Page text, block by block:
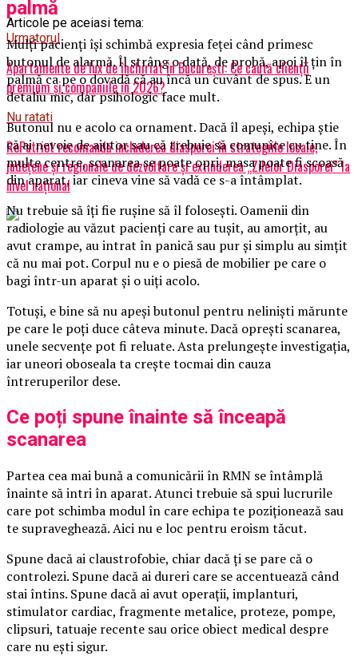
Articole pe aceiasi tema:
Urmatorul
Apartamente de lux de închiriat în București: Ce caută clienții
premium și companiile în 2026?
Nu ratati
RePatriot recomandă includerea diasporei în strategiile locale,
județene și regionale de dezvoltare și extinderea „Zilelor Diasporei” la
nivel național
palmă
Mulți pacienți își schimbă expresia feței când primesc
butonul de alarmă. Îl strâng o dată, de probă, apoi îl țin în
palmă ca pe o dovadă că au încă un cuvânt de spus. E un
detaliu mic, dar psihologic face mult.
Butonul nu e acolo ca ornament. Dacă îl apeși, echipa știe
că ai nevoie de ajutor sau că trebuie să comunice cu tine. În
multe centre, scanarea se poate opri, masa poate fi scoasă
din aparat, iar cineva vine să vadă ce s-a întâmplat.
Nu trebuie să îți fie rușine să îl folosești. Oamenii din
radiologie au văzut pacienți care au tușit, au amorțit, au
avut crampe, au intrat în panică sau pur și simplu au simțit
că nu mai pot. Corpul nu e o piesă de mobilier pe care o
bagi într-un aparat și o uiți acolo.
Totuși, e bine să nu apeși butonul pentru neliniști mărunte
pe care le poți duce câteva minute. Dacă oprești scanarea,
unele secvențe pot fi reluate. Asta prelungește investigația,
iar uneori oboseala ta crește tocmai din cauza
întreruperilor dese.
Ce poți spune înainte să înceapă
scanarea
Partea cea mai bună a comunicării în RMN se întâmplă
înainte să intri în aparat. Atunci trebuie să spui lucrurile
care pot schimba modul în care echipa te poziționează sau
te supraveghează. Aici nu e loc pentru eroism tăcut.
Spune dacă ai claustrofobie, chiar dacă ți se pare că o
controlezi. Spune dacă ai dureri care se accentuează când
stai întins. Spune dacă ai avut operații, implanturi,
stimulator cardiac, fragmente metalice, proteze, pompe,
clipsuri, tatuaje recente sau orice obiect medical despre
care nu ești sigur.